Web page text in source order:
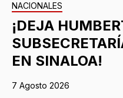
NACIONALES
¡DEJA
EN SINALOA!
7 Agosto 2026